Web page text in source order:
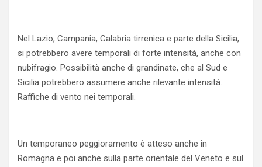
Nel Lazio, Campania, Calabria tirrenica e parte della Sicilia,
si potrebbero avere temporali di forte intensità, anche con
nubifragio. Possibilità anche di grandinate, che al Sud e
Sicilia potrebbero assumere anche rilevante intensità.
Raffiche di vento nei temporali.
Un temporaneo peggioramento è atteso anche in
Romagna e poi anche sulla parte orientale del Veneto e sul